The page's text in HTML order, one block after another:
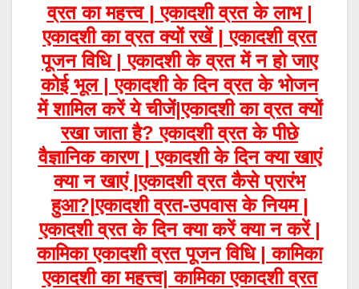
व्रत का महत्त्व | एकादशी व्रत के लाभ |
एकादशी का व्रत क्यों रखें | एकादशी व्रत
पूजन विधि | एकादशी के व्रत में न हो जाए
कोई भूल | एकादशी के दिन व्रत के भोजन
में शामिल करें ये चीजें|एकादशी का व्रत क्यों
रखा जाता है? एकादशी व्रत के पीछे
वैज्ञानिक कारण | एकादशी के दिन क्या खाएं
क्या न खाएं |एकादशी व्रत कैसे प्रारंभ
हुआ?|एकादशीव्रत-उपवास के नियम |
एकादशी व्रत के दिन क्या करें क्या न करें |
कामिका एकादशी व्रत पूजन विधि | कामिका
एकादशी का महत्त्व| कामिका एकादशी व्रत